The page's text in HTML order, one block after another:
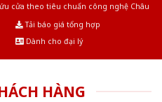
cửa theo tiêu chuẩn công nghệ Châu
Tải báo giá tổng hợp
Dành cho đại lý
HÀNG